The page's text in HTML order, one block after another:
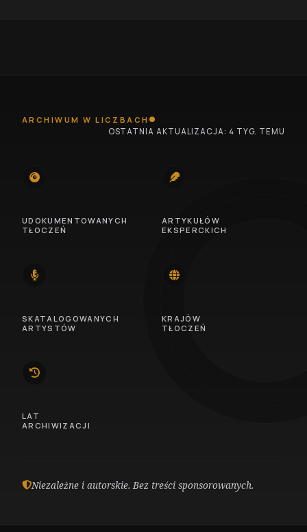
ARCHIWUM W LICZBACH
OSTATNIA AKTUALIZACJA: 4 TYG. TEMU
UDOKUMENTOWANYCH
TŁOCZEŃ
ARTYKUŁÓW
EKSPERCKICH
SKATALOGOWANYCH
ARTYSTÓW
KRAJÓW
TŁOCZEŃ
LAT
ARCHIWIZACJI
Niezależne i autorskie. Bez treści sponsorowanych.